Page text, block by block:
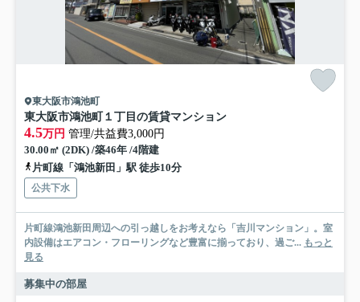
東大阪市鴻池町
東大阪市鴻池町１丁目の賃貸マンション
4.5万円 管理/共益費3,000円
30.00㎡ (2DK) /築46年 /4階建
片町線「鴻池新田」駅 徒歩10分
公共下水
片町線鴻池新田周辺への引っ越しをお考えなら「吉川マンション」。室
内設備はエアコン・フローリングなど豊富に揃っており、過ご... もっと
見る
募集中の部屋